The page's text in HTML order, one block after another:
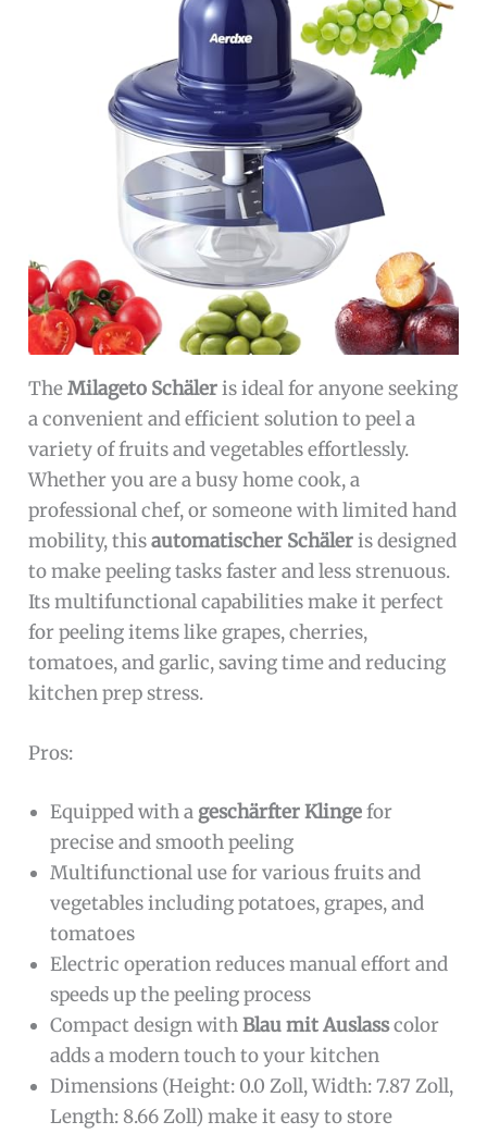
TheMilageto Schäleris ideal for anyone seeking
a convenient and efficient solution to peel a
variety of fruits and vegetables effortlessly.
Whether you are a busy home cook, a
professional chef, or someone with limited hand
mobility, thisautomatischer Schäleris designed
to make peeling tasks faster and less strenuous.
Its multifunctional capabilities make it perfect
for peeling items like grapes, cherries,
tomatoes, and garlic, saving time and reducing
kitchen prep stress.
Pros:
Equipped with a geschärfter Klingefor
precise and smooth peeling
Multifunctional use for various fruits and
vegetables including potatoes, grapes, and
tomatoes
Electric operation reduces manual effort and
speeds up the peeling process
Compact design withBlau mit Auslasscolor
adds a modern touch to your kitchen
Dimensions (Height: 0.0 Zoll, Width: 7.87 Zoll,
Length: 8.66 Zoll) make it easy to store